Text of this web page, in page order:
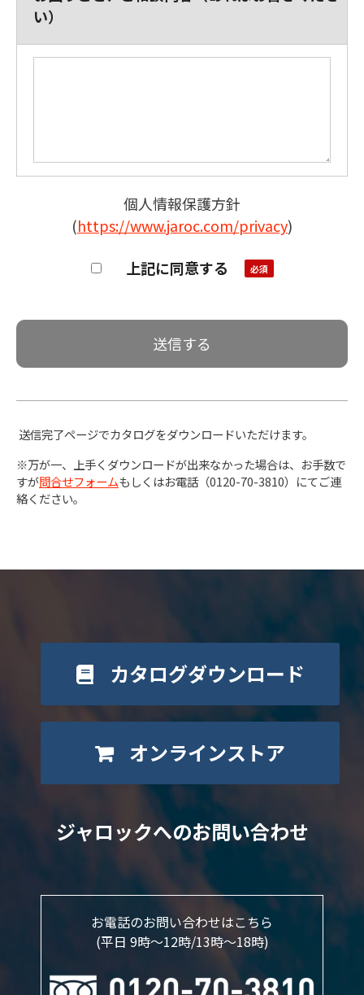
い）
個人情報保護方針
(https://www.jaroc.com/privacy)
上記に同意する
送信完了ページでカタログをダウンロードいただけます。
※万が一、上手くダウンロードが出来なかった場合は、お手数で
すが問合せフォームもしくはお電話（0120-70-3810）にてご連
絡ください。
カタログダウンロード
オンラインストア
ジャロックへのお問い合わせ
お電話のお問い合わせはこちら
(平日 9時～12時/13時〜18時)